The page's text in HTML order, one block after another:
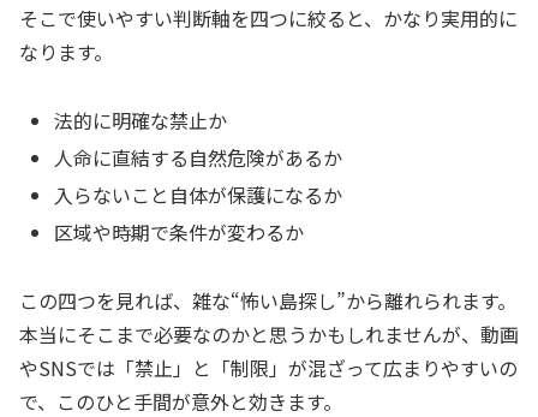
そこで使いやすい判断軸を四つに絞ると、かなり実用的に
なります。
法的に明確な禁止か
人命に直結する自然危険があるか
入らないこと自体が保護になるか
区域や時期で条件が変わるか
この四つを見れば、雑な“怖い島探し”から離れられます。
本当にそこまで必要なのかと思うかもしれませんが、動画
やSNSでは「禁止」と「制限」が混ざって広まりやすいの
で、このひと手間が意外と効きます。